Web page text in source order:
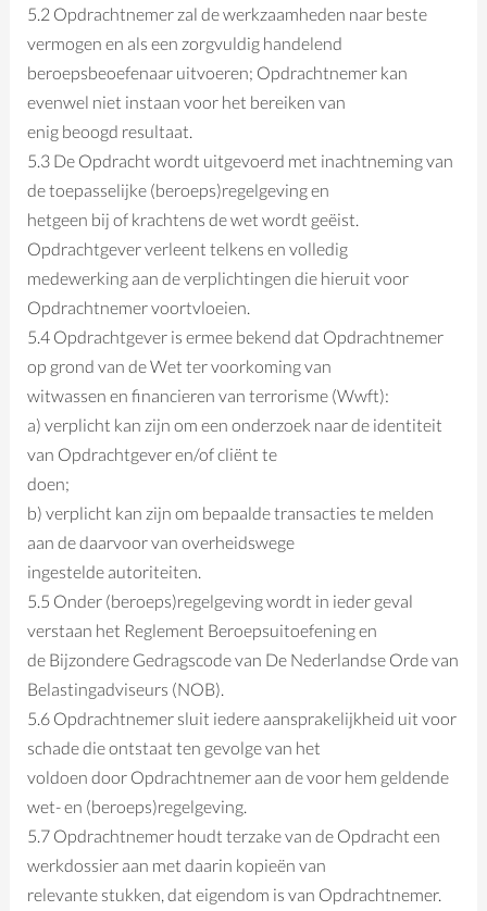
5.2 Opdrachtnemer zal de werkzaamheden naar beste
vermogen en als een zorgvuldig handelend
beroepsbeoefenaar uitvoeren; Opdrachtnemer kan
evenwel niet instaan voor het bereiken van
enig beoogd resultaat.
5.3 De Opdracht wordt uitgevoerd met inachtneming van
de toepasselijke (beroeps)regelgeving en
hetgeen bij of krachtens de wet wordt geëist.
Opdrachtgever verleent telkens en volledig
medewerking aan de verplichtingen die hieruit voor
Opdrachtnemer voortvloeien.
5.4 Opdrachtgever is ermee bekend dat Opdrachtnemer
op grond van de Wet ter voorkoming van
witwassen en financieren van terrorisme (Wwft):
a) verplicht kan zijn om een onderzoek naar de identiteit
van Opdrachtgever en/of cliënt te
doen;
b) verplicht kan zijn om bepaalde transacties te melden
aan de daarvoor van overheidswege
ingestelde autoriteiten.
5.5 Onder (beroeps)regelgeving wordt in ieder geval
verstaan het Reglement Beroepsuitoefening en
de Bijzondere Gedragscode van De Nederlandse Orde van
Belastingadviseurs (NOB).
5.6 Opdrachtnemer sluit iedere aansprakelijkheid uit voor
schade die ontstaat ten gevolge van het
voldoen door Opdrachtnemer aan de voor hem geldende
wet- en (beroeps)regelgeving.
5.7 Opdrachtnemer houdt terzake van de Opdracht een
werkdossier aan met daarin kopieën van
relevante stukken, dat eigendom is van Opdrachtnemer.